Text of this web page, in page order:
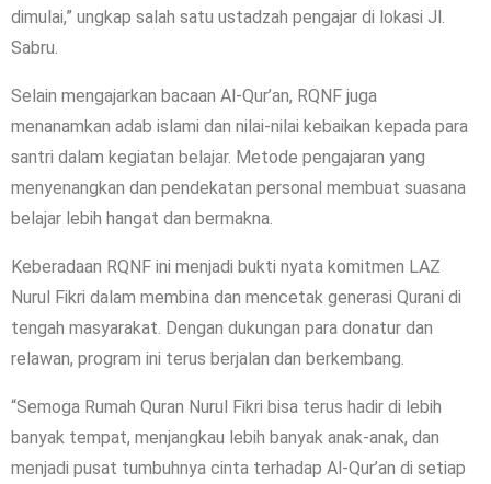
dimulai,” ungkap salah satu ustadzah pengajar di lokasi Jl.
Sabru.
Selain mengajarkan bacaan Al-Qur’an, RQNF juga
menanamkan adab islami dan nilai-nilai kebaikan kepada para
santri dalam kegiatan belajar. Metode pengajaran yang
menyenangkan dan pendekatan personal membuat suasana
belajar lebih hangat dan bermakna.
Keberadaan RQNF ini menjadi bukti nyata komitmen LAZ
Nurul Fikri dalam membina dan mencetak generasi Qurani di
tengah masyarakat. Dengan dukungan para donatur dan
relawan, program ini terus berjalan dan berkembang.
“Semoga Rumah Quran Nurul Fikri bisa terus hadir di lebih
banyak tempat, menjangkau lebih banyak anak-anak, dan
menjadi pusat tumbuhnya cinta terhadap Al-Qur’an di setiap